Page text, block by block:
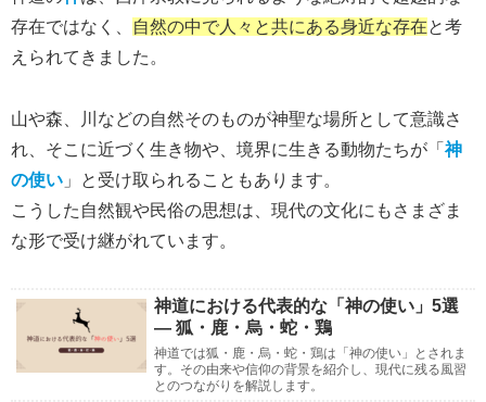
存在ではなく、
自然の中で人々と共にある身近な存在と考
えられてきました。
山や森、川などの自然そのものが神聖な場所として意識さ
れ、そこに近づく生き物や、境界に生きる動物たちが「神
の使い 」と受け取られることもあります。
こうした自然観や民俗の思想は、現代の文化にもさまざま
な形で受け継がれています。
神道における代表的な「神の使い」5選
― 狐・鹿・烏・蛇・鶏
神道では狐・鹿・烏・蛇・鶏は「神の使い」とされま
す。その由来や信仰の背景を紹介し、現代に残る風習
とのつながりを解説します。